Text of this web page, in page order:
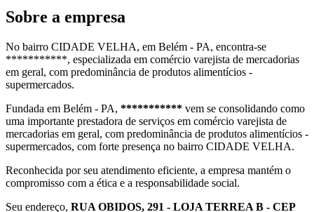
Sobre a empresa
No bairro CIDADE VELHA, em Belém - PA, encontra-se
***********, especializada em comércio varejista de mercadorias
em geral, com predominância de produtos alimentícios -
supermercados.
Fundada em Belém - PA, *********** vem se consolidando como
uma importante prestadora de serviços em comércio varejista de
mercadorias em geral, com predominância de produtos alimentícios -
supermercados, com forte presença no bairro CIDADE VELHA.
Reconhecida por seu atendimento eficiente, a empresa mantém o
compromisso com a ética e a responsabilidade social.
Seu endereço, RUA OBIDOS, 291 - LOJA TERREA B - CEP